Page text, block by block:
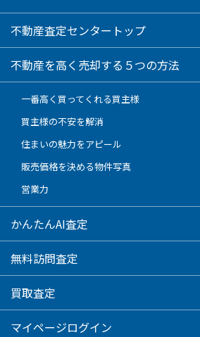
不動産査定センタートップ
不動産を高く売却する５つの方法
一番高く買ってくれる買主様
買主様の不安を解消
住まいの魅力をアピール
販売価格を決める物件写真
営業力
かんたんAI査定
無料訪問査定
買取査定
マイページログイン